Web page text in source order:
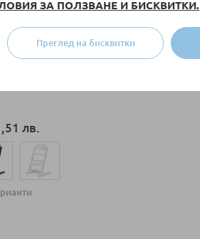
ЗА ПОЛЗВАНЕ И БИСКВИТКИ.
Преглед на бисквитки
лв.